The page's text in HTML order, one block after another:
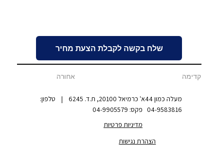
שלח בקשה לקבלת הצעת מחיר
אחורה קדימה
מעלה כמון 44א' כרמיאל 20100, ת.ד. 6245 | טלפון:
04-9583816 פקס: 04-9905579
מדיניות פרטיות
הצהרת נגישות